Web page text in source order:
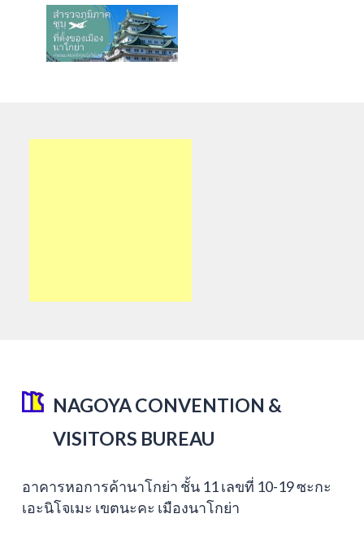
NAGOYA CONVENTION &
VISITORS BUREAU
อาคารหอการค้านาโกย่า ชั้น 11 เลขที่ 10-19 ซะกะ
เอะนิโจเมะ เขตนะคะ เมืองนาโกย่า